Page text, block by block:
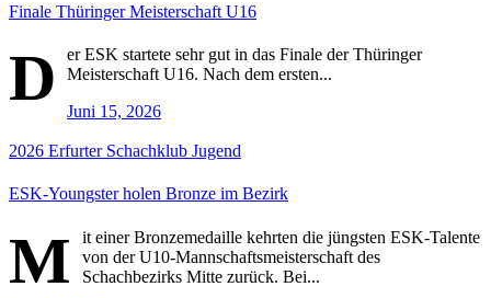
Finale Thüringer Meisterschaft U16
D
er ESK startete sehr gut in das Finale der Thüringer
Meisterschaft U16. Nach dem ersten...
Juni 15, 2026
2026 Erfurter Schachklub Jugend
ESK-Youngster holen Bronze im Bezirk
M
it einer Bronzemedaille kehrten die jüngsten ESK-Talente
von der U10-Mannschaftsmeisterschaft des
Schachbezirks Mitte zurück. Bei...